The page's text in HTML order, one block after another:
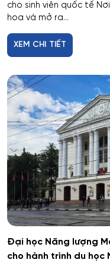
Công nghệ tài chính
Công nghệ và thiết
Công nghệ điện tử vi
Công tác xã hội
Công tác xã hội
Cơ học và mô hình
Cơ học ứng dụng
Cơ khí
cho sinh viên quốc tế
hoa và mở ra...
XEM CHI TIẾT
Đại học Năng lượng
cho hành trình du học